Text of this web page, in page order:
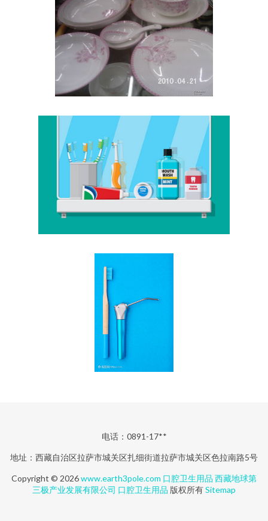
电话：0891-17**
地址：西藏自治区拉萨市城关区扎细街道拉萨市城关区色拉南路5号
Copyright © 2026www.earth3pole.com 口腔卫生用品 西藏地球第
三极产业发展有限公司 口腔卫生用品 版权所有Sitemap